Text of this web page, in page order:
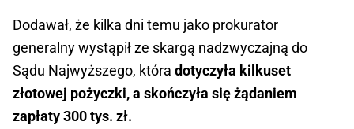
Dodawał, że kilka dni temu jako prokurator
generalny wystąpił ze skargą nadzwyczajną do
Sądu Najwyższego, która dotyczyła kilkuset
złotowej pożyczki, a skończyła się żądaniem
zapłaty 300 tys. zł.